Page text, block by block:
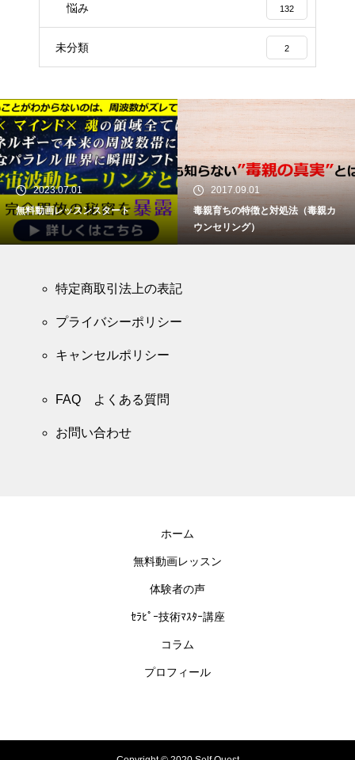
悩み 132
未分類 2
2023.07.01
無料動画レッスンスタート
2017.09.01
毒親育ちの特徴と対処法（毒親カ
ウンセリング）
特定商取引法上の表記
プライバシーポリシー
キャンセルポリシー
FAQ よくある質問
お問い合わせ
ホーム
無料動画レッスン
体験者の声
ｾﾗﾋﾟｰ技術ﾏｽﾀｰ講座
コラム
プロフィール